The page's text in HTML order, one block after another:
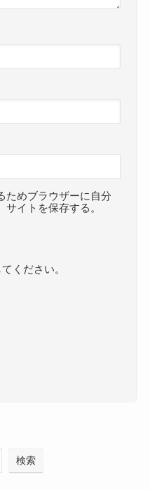
ためブラウザーに自分
イトを保存する。
ください。
検索